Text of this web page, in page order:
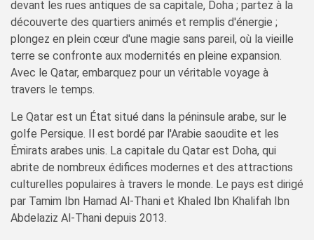
devant les rues antiques de sa capitale, Doha ; partez à la
découverte des quartiers animés et remplis d'énergie ;
plongez en plein cœur d'une magie sans pareil, où la vieille
terre se confronte aux modernités en pleine expansion.
Avec le Qatar, embarquez pour un véritable voyage à
travers le temps.
Le Qatar est un État situé dans la péninsule arabe, sur le
golfe Persique. Il est bordé par l'Arabie saoudite et les
Émirats arabes unis. La capitale du Qatar est Doha, qui
abrite de nombreux édifices modernes et des attractions
culturelles populaires à travers le monde. Le pays est dirigé
par Tamim Ibn Hamad Al-Thani et Khaled Ibn Khalifah Ibn
Abdelaziz Al-Thani depuis 2013.